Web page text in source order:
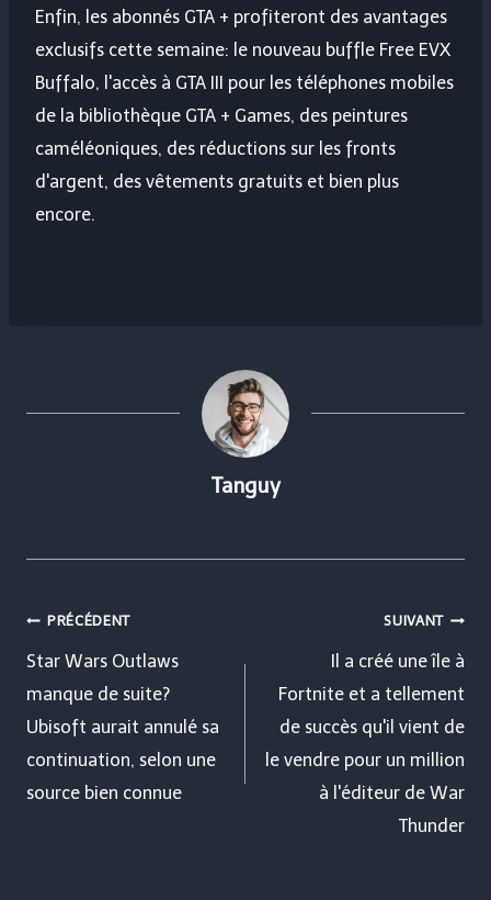
Enfin, les abonnés GTA + profiteront des avantages
exclusifs cette semaine: le nouveau buffle Free EVX
Buffalo, l'accès à GTA III pour les téléphones mobiles
de la bibliothèque GTA + Games, des peintures
caméléoniques, des réductions sur les fronts
d'argent, des vêtements gratuits et bien plus
encore.
Tanguy
Navigation
de
l’article
PRÉCÉDENT
Star Wars Outlaws
manque de suite?
Ubisoft aurait annulé sa
continuation, selon une
source bien connue
SUIVANT
Il a créé une île à
Fortnite et a tellement
de succès qu'il vient de
le vendre pour un million
à l'éditeur de War
Thunder